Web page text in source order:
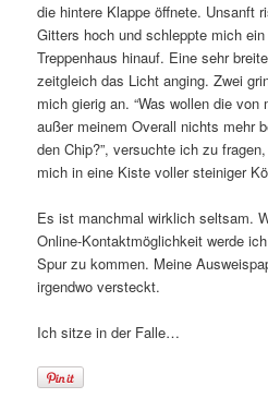
die hintere Klappe öffnete. Unsanft
Gitters hoch und schleppte mich
Treppenhaus hinauf. Eine sehr
zeitgleich das Licht anging. Zwei
mich gierig an. “Was wollen die
außer meinem Overall nichts mehr
den Chip?”, versuchte ich zu
mich in eine Kiste voller steiniger
Es ist manchmal wirklich seltsam.
Online-Kontaktmöglichkeit werde
Spur zu kommen. Meine
irgendwo versteckt.
Ich sitze in der Falle…